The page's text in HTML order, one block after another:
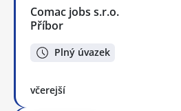
Comac jobs s.r.o.
Příbor
Plný úvazek
včerejší